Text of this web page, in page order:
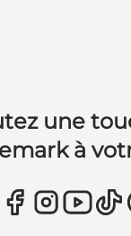
une
à